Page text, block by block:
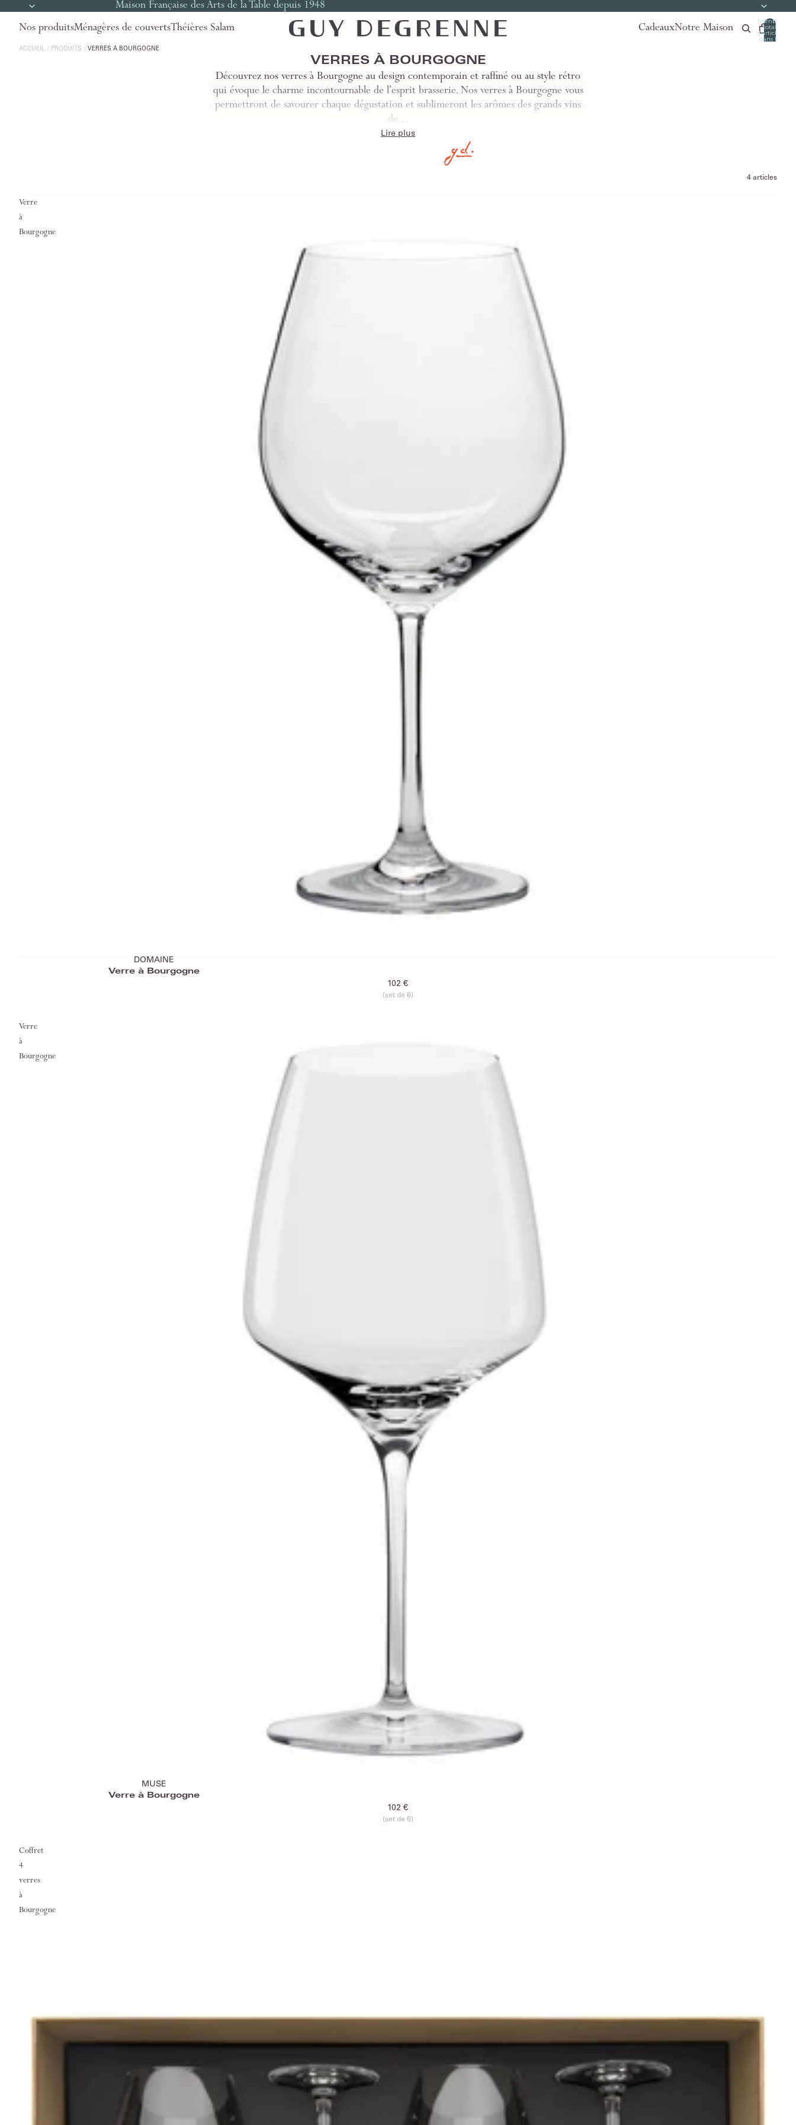
Maison Française des Arts de la Table depuis 1948
Nos produitsMénagères de couvertsThéières Salam CadeauxNotre Maison
Nombre
total
d’articles
dans le
ACCUEIL PRODUITS VERRES À BOURGOGNE
VERRES À BOURGOGNE
Découvrez nos verres à Bourgogne au design contemporain et raffiné ou au style rétro
qui évoque le charme incontournable de l’esprit brasserie. Nos verres à Bourgogne vous
permettront de savourer chaque dégustation et sublimeront les arômes des grands vins
de…
Lire plus
4 articles
Verre
à
Bourgogne
DOMAINE
Verre à Bourgogne
102 €
(set de 6)
Verre
à
Bourgogne
MUSE
Verre à Bourgogne
102 €
(set de 6)
Coffret
4
verres
à
Bourgogne